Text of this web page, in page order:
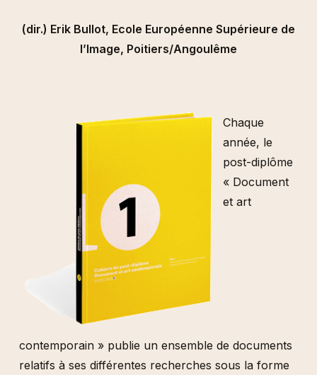
(dir.) Erik Bullot, Ecole Européenne Supérieure de
l’Image, Poitiers/Angoulême
Chaque
année, le
post-diplôme
« Document
et art
contemporain » publie un ensemble de documents
relatifs à ses différentes recherches sous la forme